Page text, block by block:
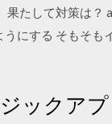
たして対策は？
にする そもそ
ックア